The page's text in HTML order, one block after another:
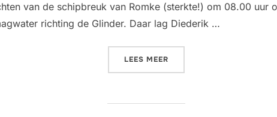
van de schipbreuk van Romke (sterkte!) om 08.00 uur
richting de Glinder. Daar lag Diederik …
LEES MEER